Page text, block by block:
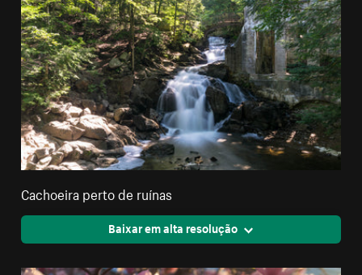
Cachoeira perto de ruínas
Baixar em alta resolução